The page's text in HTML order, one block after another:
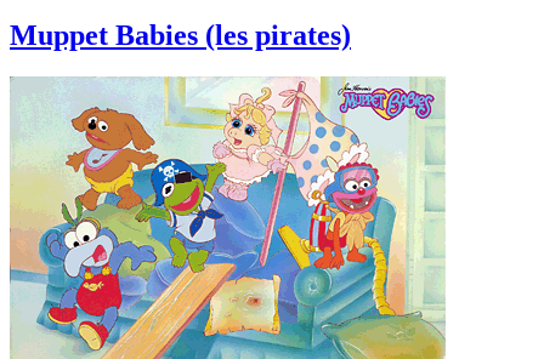
Muppet Babies (les pirates)